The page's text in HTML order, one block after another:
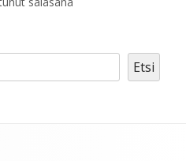
Etsi